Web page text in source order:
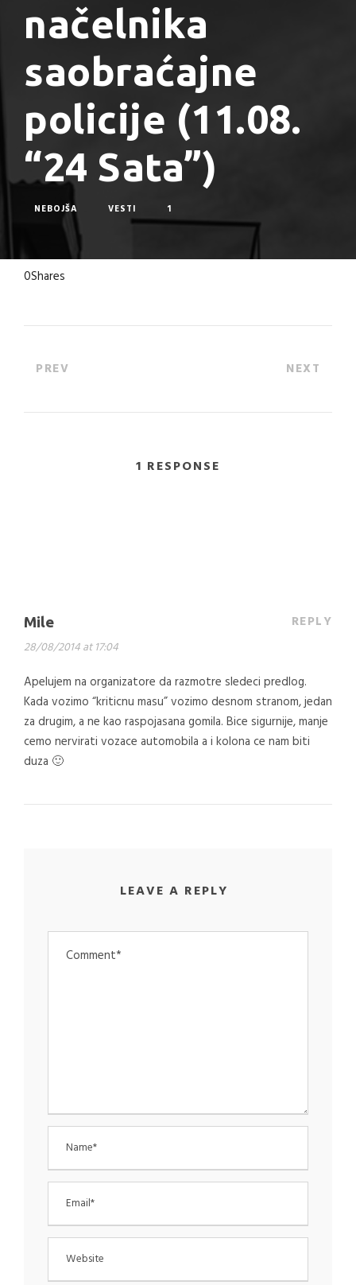
načelnika
saobraćajne
policije (11.08.
“24 Sata”)
NEBOJŠA VESTI 1
0Shares
PREV NEXT
1 RESPONSE
Mile
28/08/2014 at 17:04
REPLY
Apelujem na organizatore da razmotre sledeci predlog.
Kada vozimo “kriticnu masu” vozimo desnom stranom, jedan
za drugim, a ne kao raspojasana gomila. Bice sigurnije, manje
cemo nervirati vozace automobila a i kolona ce nam biti
duza 🙂
LEAVE A REPLY